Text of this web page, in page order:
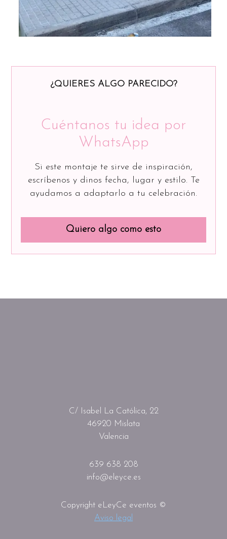
¿QUIERES ALGO PARECIDO?
Cuéntanos tu idea por
WhatsApp
Si este montaje te sirve de inspiración,
escríbenos y dinos fecha, lugar y estilo. Te
ayudamos a adaptarlo a tu celebración.
Quiero algo como esto
C/ Isabel La Católica, 22
46920 Mislata
Valencia
639 638 208
info@eleyce.es
Copyright eLeyCe eventos ©
Aviso legal